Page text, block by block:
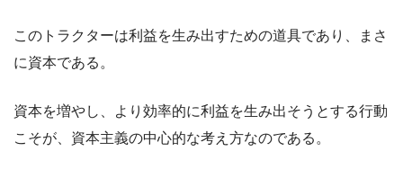
このトラクターは利益を生み出すための道具であり、まさ
に資本である。
資本を増やし、より効率的に利益を生み出そうとする行動
こそが、資本主義の中心的な考え方なのである。